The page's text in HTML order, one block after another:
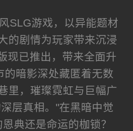
SLG游戏，以异能题材
的剧情为玩家带来沉浸
现已推出，带来全面升
暗影深处藏匿着无数
里，璀璨霓虹与巨幅广
层真相。"在黑暗中觉
典还是命运的枷锁？